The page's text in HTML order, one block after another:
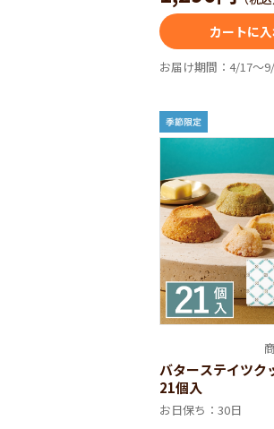
バターサブ
空気を抱き
ろっとほど
カートに
お届け期間：4/17～
バターステイツ
21個入
お日保ち：30日